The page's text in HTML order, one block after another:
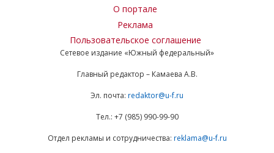
О портале
Реклама
Пользовательское соглашение
Сетевое издание «Южный федеральный»
Главный редактор – Камаева А.В.
Эл. почта: redaktor@u-f.ru
Тел.: +7 (985) 990-99-90
Отдел рекламы и сотрудничества: reklama@u-f.ru